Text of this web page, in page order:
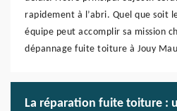
rapidement à l’abri. Quel que soit
équipe peut accomplir sa mission
dépannage fuite toiture à Jouy
La réparation fuite toiture :